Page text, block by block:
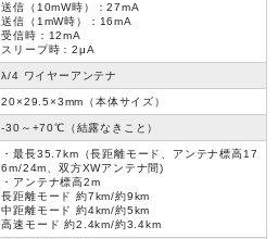
送信（10mW時）：27mA
送信（1mW時）：16mA
受信時：12mA
スリープ時：2μA
λ/4 ワイヤーアンテナ
20×29.5×3mm（本体サイズ）
-30～+70℃（結露なきこと）
・最長35.7km（長距離モード、アンテナ標高17
6m/24m、双方XWアンテナ間)
・アンテナ標高2m
長距離モード 約7km/約9km
中距離モード 約4km/約5km
高速モード 約2.4km/約3.4km